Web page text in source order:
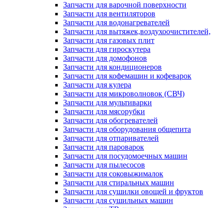
Запчасти для варочной поверхности
Запчасти для вентиляторов
Запчасти для водонагревателей
Запчасти для вытяжек,воздухоочистителей,
Запчасти для газовых плит
Запчасти для гироскутера
Запчасти для домофонов
Запчасти для кондиционеров
Запчасти для кофемашин и кофеварок
Запчасти для кулера
Запчасти для микроволновок (СВЧ)
Запчасти для мультиварки
Запчасти для мясорубки
Запчасти для обогревателей
Запчасти для оборудования общепита
Запчасти для отпаривателей
Запчасти для пароварок
Запчасти для посудомоечных машин
Запчасти для пылесосов
Запчасти для соковыжималок
Запчасти для стиральных машин
Запчасти для сушилки овощей и фруктов
Запчасти для сушильных машин